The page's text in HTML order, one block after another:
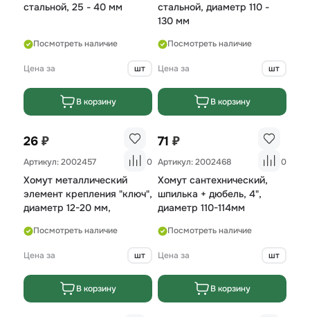
стальной, 25 - 40 мм
Посмотреть наличие
Цена за шт
В корзину
стальной, диаметр 110 -
130 мм
Посмотреть наличие
Цена за шт
В корзину
26 ₽
Артикул: 2002457 0
Хомут металлический
элемент крепления "ключ",
диаметр 12-20 мм,
Посмотреть наличие
Цена за шт
В корзину
71 ₽
Артикул: 2002468 0
Хомут сантехнический,
шпилька + дюбель, 4",
диаметр 110-114мм
Посмотреть наличие
Цена за шт
В корзину